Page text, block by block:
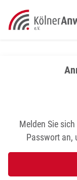
content
Melden Sie
Passwort an,